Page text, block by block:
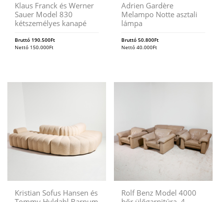
Klaus Franck és Werner
Sauer Model 830
kétszemélyes kanapé
Bruttó 190.500Ft
Nettó 150.000Ft
Adrien Gardère
Melampo Notte asztali
lámpa
Bruttó50.800Ft
Nettó40.000Ft
Kristian Sofus Hansen és
Rolf Benz Model 4000